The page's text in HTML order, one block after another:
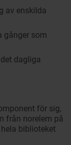
av enskilda
gånger som
dagliga
för sig,
från norelem på
biblioteket